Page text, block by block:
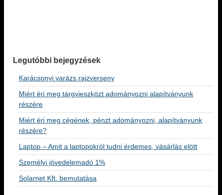
Legutóbbi bejegyzések
Karácsonyi varázs rajzverseny
Miért éri meg tárgyieszközt adományozni alapítványunk
részére
Miért éri meg cégének, pénzt adományozni, alapítványunk
részére?
Laptop – Amit a laptopokról tudni érdemes, vásárlás elött
Személyi jövedelemadó 1%
Solarnet Kft. bemutatása